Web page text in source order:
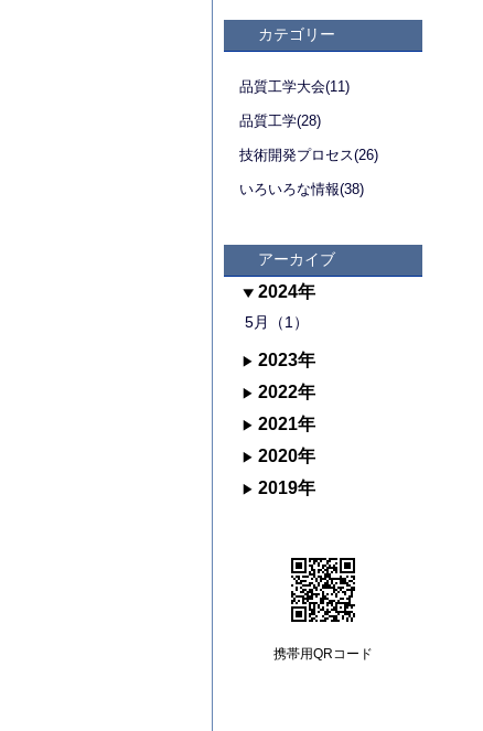
カテゴリー
品質工学大会(11)
品質工学(28)
技術開発プロセス(26)
いろいろな情報(38)
アーカイブ
2024年
5月（1）
2023年
2022年
2021年
2020年
2019年
携帯用QRコード